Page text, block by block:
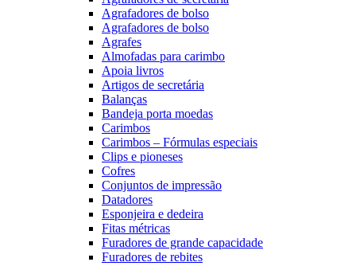
Agrafadores de bolso
Agrafadores de bolso
Agrafes
Almofadas para carimbo
Apoia livros
Artigos de secretária
Balanças
Bandeja porta moedas
Carimbos
Carimbos – Fórmulas especiais
Clips e pioneses
Cofres
Conjuntos de impressão
Datadores
Esponjeira e dedeira
Fitas métricas
Furadores de grande capacidade
Furadores de rebites